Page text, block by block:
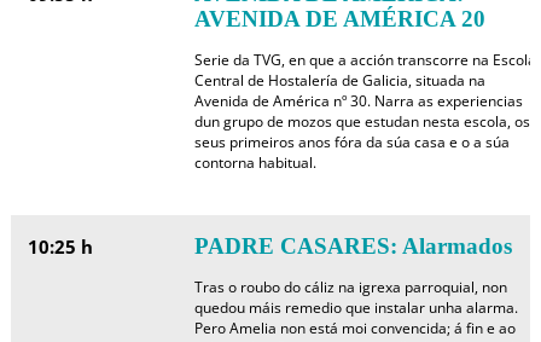
AVENIDA DE AMÉRICA 20
Serie da TVG, en que a acción transcorre na Escola
Central de Hostalería de Galicia, situada na
Avenida de América nº 30. Narra as experiencias
dun grupo de mozos que estudan nesta escola, os
seus primeiros anos fóra da súa casa e o a súa
contorna habitual.
10:25 h PADRE CASARES: Alarmados
Tras o roubo do cáliz na igrexa parroquial, non
quedou máis remedio que instalar unha alarma.
Pero Amelia non está moi convencida; á fin e ao